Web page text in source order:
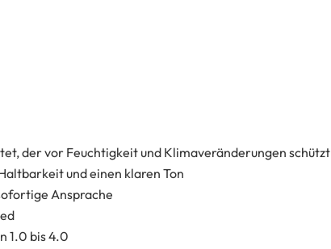
der vor Feuchtigkeit und Klimaveränderungen schützt
und einen klaren Ton
Ansprache
1.0 bis 4.0